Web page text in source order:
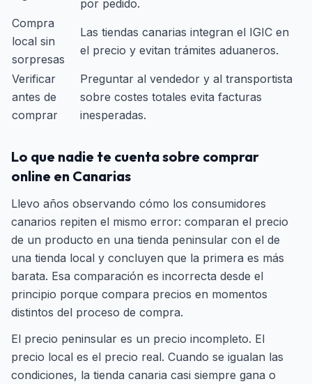
por pedido.
Compra
local sin
sorpresas
Las tiendas canarias integran el IGIC en
el precio y evitan trámites aduaneros.
Verificar
antes de
comprar
Preguntar al vendedor y al transportista
sobre costes totales evita facturas
inesperadas.
Lo que nadie te cuenta sobre comprar
online en Canarias
Llevo años observando cómo los consumidores
canarios repiten el mismo error: comparan el precio
de un producto en una tienda peninsular con el de
una tienda local y concluyen que la primera es más
barata. Esa comparación es incorrecta desde el
principio porque compara precios en momentos
distintos del proceso de compra.
El precio peninsular es un precio incompleto. El
precio local es el precio real. Cuando se igualan las
condiciones, la tienda canaria casi siempre gana o